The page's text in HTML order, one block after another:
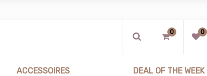
0 0
ACCESSOIRES DEAL OF THE WEEK